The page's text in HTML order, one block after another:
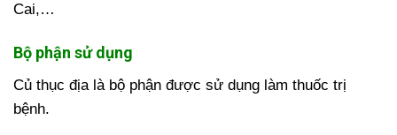
Cai,…
Bộ phận sử dụng
Củ thục địa là bộ phận được sử dụng làm thuốc trị
bệnh.